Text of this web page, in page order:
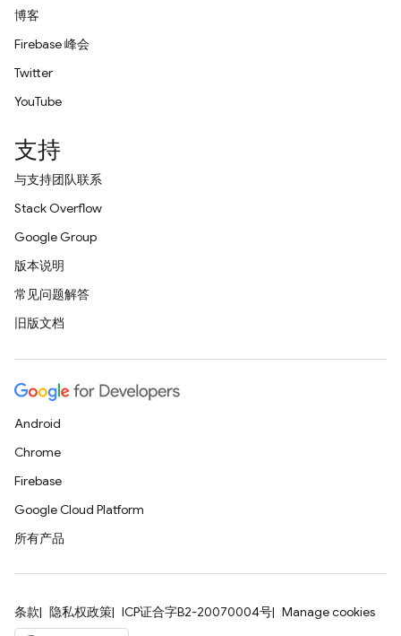
博客
Firebase 峰会
Twitter
YouTube
支持
与支持团队联系
Stack Overflow
Google Group
版本说明
常见问题解答
旧版文档
Android
Chrome
Firebase
Google Cloud Platform
所有产品
条款 隐私权政策 ICP证合字B2-20070004号 Manage cookies